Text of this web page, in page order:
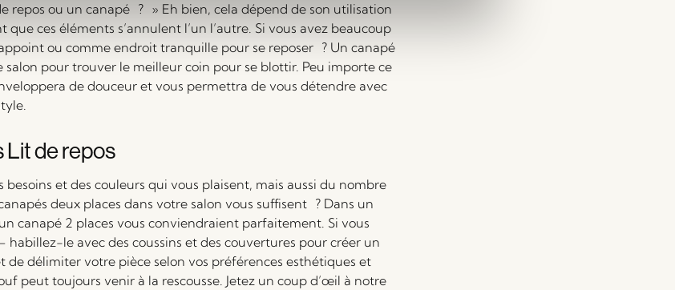
ou un canapé ? » Eh bien, cela dépend de son utilisation
ces éléments s’annulent l’un l’autre. Si vous avez beaucoup
ou comme endroit tranquille pour se reposer ? Un canapé
pour trouver le meilleur coin pour se blottir. Peu importe ce
de douceur et vous permettra de vous détendre avec
Lit de repos
et des couleurs qui vous plaisent, mais aussi du nombre
deux places dans votre salon vous suffisent ? Dans un
canapé 2 places vous conviendraient parfaitement. Si vous
habillez-le avec des coussins et des couvertures pour créer un
de délimiter votre pièce selon vos préférences esthétiques et
peut toujours venir à la rescousse. Jetez un coup d’œil à notre